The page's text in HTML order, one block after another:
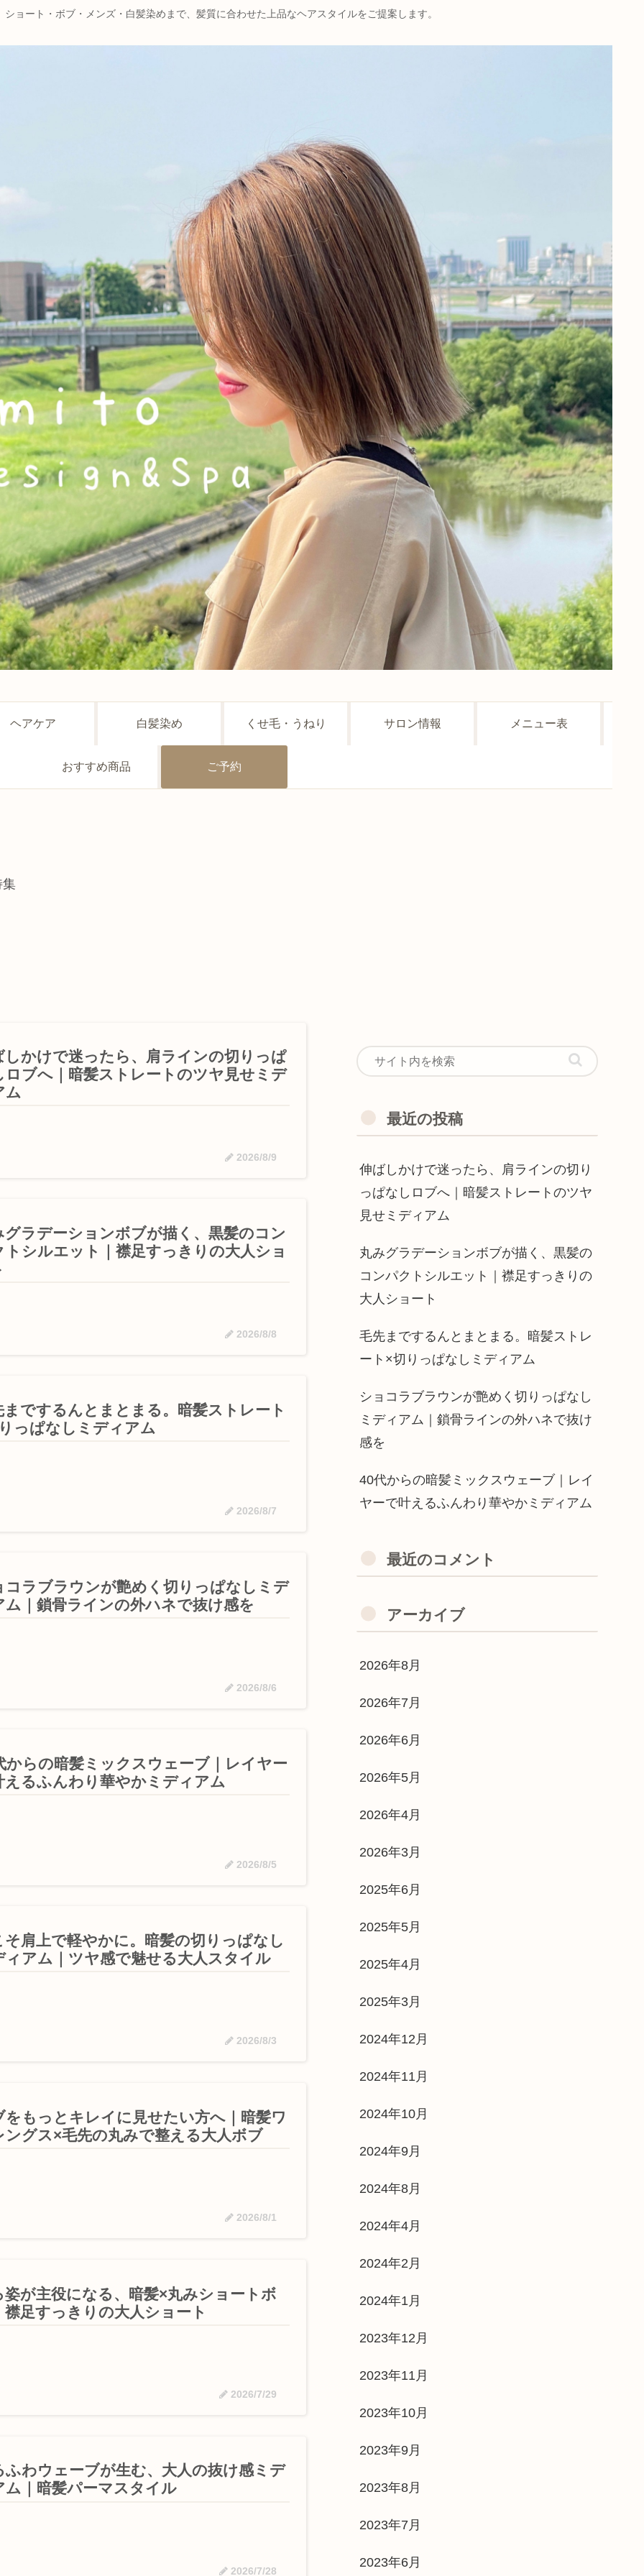
ョート・ボブ・メンズ・白髪染めまで、髪質に合わせた上品なヘアスタイルをご提案します。
ヘアケア 白髪染め くせ毛・うねり サロン情報 メニュー表
おすすめ商品 ご予約
集
しかけで迷ったら、肩ラインの切りっぱ
ロブへ｜暗髪ストレートのツヤ見せミデ
ム
2026/8/9
グラデーションボブが描く、黒髪のコン
トシルエット｜襟足すっきりの大人ショ
2026/8/8
までするんとまとまる。暗髪ストレート
っぱなしミディアム
2026/8/7
コラブラウンが艶めく切りっぱなしミデ
ム｜鎖骨ラインの外ハネで抜け感を
2026/8/6
からの暗髪ミックスウェーブ｜レイヤー
えるふんわり華やかミディアム
2026/8/5
そ肩上で軽やかに。暗髪の切りっぱなし
ィアム｜ツヤ感で魅せる大人スタイル
2026/8/3
をもっとキレイに見せたい方へ｜暗髪ワ
ングス×毛先の丸みで整える大人ボブ
2026/8/1
姿が主役になる、暗髪×丸みショートボ
襟足すっきりの大人ショート
2026/7/29
ふわウェーブが生む、大人の抜け感ミデ
ム｜暗髪パーマスタイル
2026/7/28
最近の投稿
伸ばしかけで迷ったら、肩ラインの切り
っぱなしロブへ｜暗髪ストレートのツヤ
見せミディアム
丸みグラデーションボブが描く、黒髪の
コンパクトシルエット｜襟足すっきりの
大人ショート
毛先までするんとまとまる。暗髪ストレ
ート×切りっぱなしミディアム
ショコラブラウンが艶めく切りっぱなし
ミディアム｜鎖骨ラインの外ハネで抜け
感を
40代からの暗髪ミックスウェーブ｜レイ
ヤーで叶えるふんわり華やかミディアム
最近のコメント
アーカイブ
2026年8月
2026年7月
2026年6月
2026年5月
2026年4月
2026年3月
2025年6月
2025年5月
2025年4月
2025年3月
2024年12月
2024年11月
2024年10月
2024年9月
2024年8月
2024年4月
2024年2月
2024年1月
2023年12月
2023年11月
2023年10月
2023年9月
2023年8月
2023年7月
2023年6月